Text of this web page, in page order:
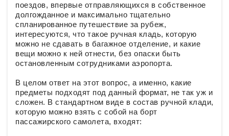
поездов, впервые отправляющихся в собственное
долгожданное и максимально тщательно
спланированное путешествие за рубеж,
интересуются, что такое ручная кладь, которую
можно не сдавать в багажное отделение, и какие
вещи можно к ней отнести, без опаски быть
остановленным сотрудниками аэропорта.
В целом ответ на этот вопрос, а именно, какие
предметы подходят под данный формат, не так уж и
сложен. В стандартном виде в состав ручной клади,
которую можно взять с собой на борт
пассажирского самолета, входят: